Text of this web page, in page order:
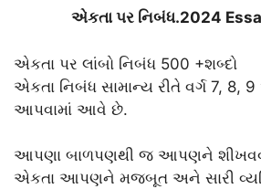
એકતા પર નિબંધ.2024
એકતા પર લાંબો નિબંધ 500 +શબ્દો
એકતા નિબંધ સામાન્ય રીતે વર્ગ 7, 8,
આપવામાં આવે છે.
આપણા બાળપણથી જ આપણને
એકતા આપણને મજબૂત અને સારી